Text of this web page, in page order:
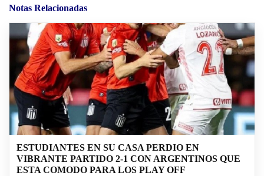
Notas Relacionadas
ESTUDIANTES EN SU CASA PERDIO EN
VIBRANTE PARTIDO 2-1 CON ARGENTINOS QUE
ESTA COMODO PARA LOS PLAY OFF